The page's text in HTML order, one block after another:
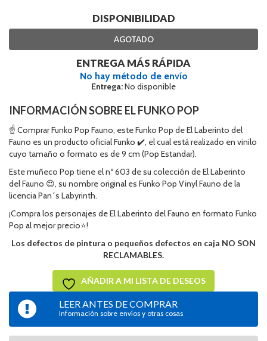
DISPONIBILIDAD
AGOTADO
ENTREGA MÁS RÁPIDA
No hay método de envío
Entrega:No disponible
INFORMACIÓN SOBRE EL FUNKO POP
☝ Comprar Funko Pop Fauno, este Funko Pop de El Laberinto del
Fauno es un producto oficial Funko ✔️, el cual está realizado en vinilo
cuyo tamaño o formato es de 9 cm (Pop Estandar).
Este muñeco Pop tiene el nº 603 de su colección de El Laberinto
del Fauno 😍, su nombre original es Funko Pop Vinyl Fauno de la
licencia Pan´s Labyrinth.
¡Compra los personajes de El Laberinto del Fauno en formato Funko
Pop al mejor precio⭐!
Los defectos de pintura o pequeños defectos en caja NO SON
RECLAMABLES.
AÑADIR A MI LISTA DE DESEOS
LEER ANTES DE COMPRAR
Información sobre envíos y otras cosas